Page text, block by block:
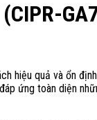
hiệu quả và ổn
ứng toàn diện